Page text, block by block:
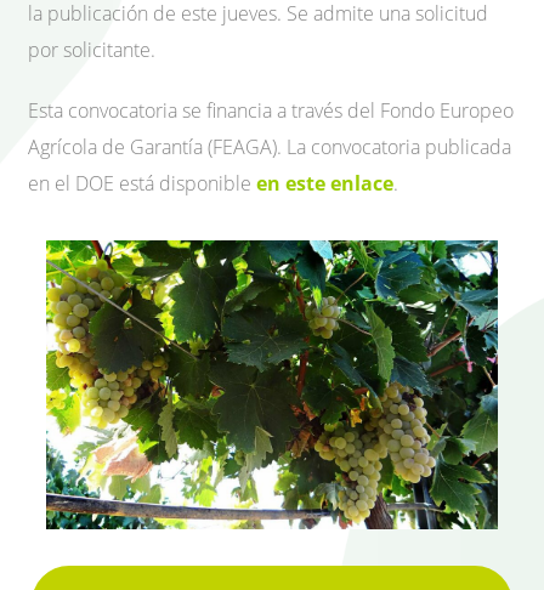
la publicación de este jueves. Se admite una solicitud
por solicitante.
Esta convocatoria se financia a través del Fondo Europeo
Agrícola de Garantía (FEAGA). La convocatoria publicada
en el DOE está disponible en este enlace.